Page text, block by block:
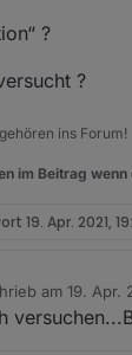
?
?
ins Forum!
im Beitrag wenn
19. Apr. 2021,
am 19. Apr.
editiert von